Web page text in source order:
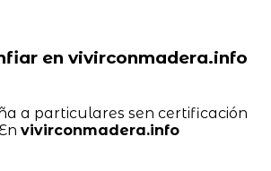
en vivirconmadera.info
a particulares sen certificación
vivirconmadera.info